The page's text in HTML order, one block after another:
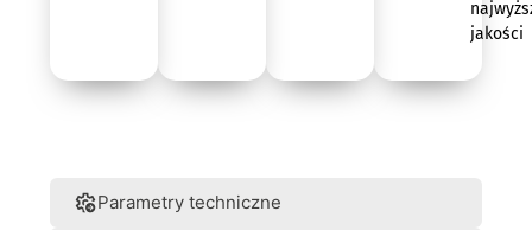
jakości
Parametry techniczne